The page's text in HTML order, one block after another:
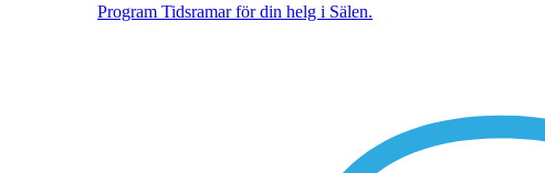
Program Tidsramar för din helg i Sälen.